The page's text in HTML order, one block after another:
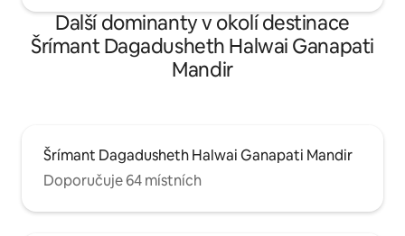
Další dominanty v okolí destinace
Šrímant Dagadusheth Halwai Ganapati
Mandir
Šrímant Dagadusheth Halwai Ganapati Mandir
Doporučuje 64 místních